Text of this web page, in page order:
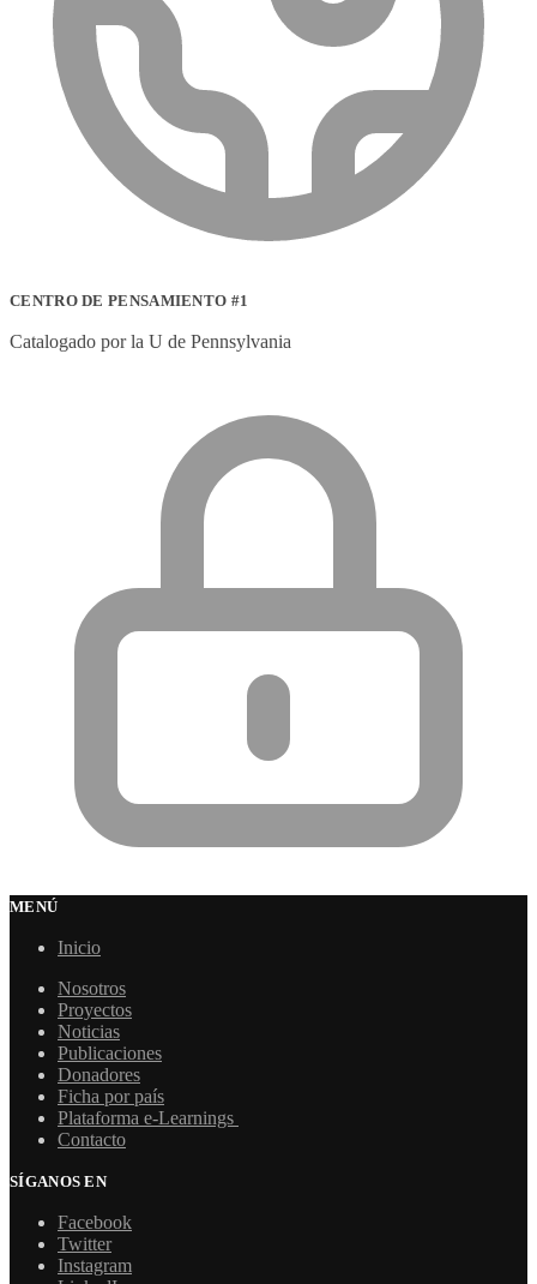
CENTRO DE PENSAMIENTO #1
Catalogado por la U de Pennsylvania
MENÚ
Inicio
Nosotros
Proyectos
Noticias
Publicaciones
Donadores
Ficha por país
Plataforma e-Learnings
Contacto
SÍGANOS EN
Facebook
Twitter
Instagram